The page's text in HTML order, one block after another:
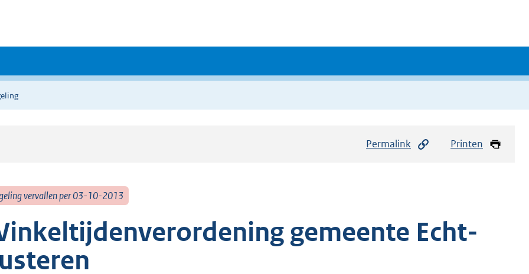
Permalink Printen
vervallen per 03-10-2013
gemeente Echt-